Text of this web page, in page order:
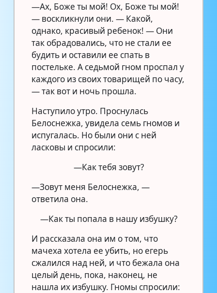
—Ах, Боже ты мой! Ох, Боже ты мой!
— воскликнули они. — Какой,
однако, красивый ребенок! — Они
так обрадовались, что не стали ее
будить и оставили ее спать в
постельке. А седьмой гном проспал у
каждого из своих товарищей по часу,
— так вот и ночь прошла.
Наступило утро. Проснулась
Белоснежка, увидела семь гномов и
испугалась. Но были они с ней
ласковы и спросили:
—Как тебя зовут?
—Зовут меня Белоснежка, —
ответила она.
—Как ты попала в нашу избушку?
И рассказала она им о том, что
мачеха хотела ее убить, но егерь
сжалился над ней, и что бежала она
целый день, пока, наконец, не
нашла их избушку. Гномы спросили: